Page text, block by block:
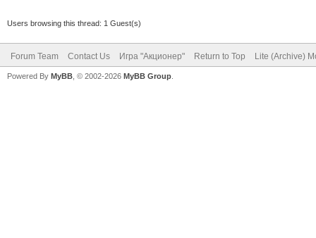
Users browsing this thread: 1 Guest(s)
Forum Team Contact Us Игра "Акционер" Return to Top Lite (Archive)
Powered By MyBB , © 2002-2026 MyBB Group